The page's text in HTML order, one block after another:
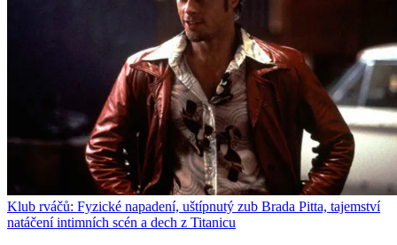
Klub rváčů: Fyzické napadení, uštípnutý zub Brada Pitta, tajemství
natáčení intimních scén a dech z Titanicu